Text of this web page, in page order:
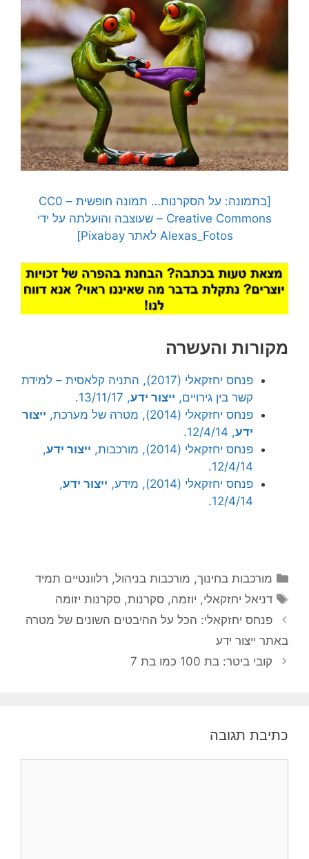
[בתמונה: על הסקרנות… תמונה חופשית – CC0
Creative Commons – שעוצבה והועלתה על ידי
Alexas_Fotos לאתר Pixabay]
מקורות והעשרה
פנחס יחזקאלי (2017), התניה קלאסית – למידת
קשר בין גירויים, ייצור ידע, 13/11/17.
פנחס יחזקאלי (2014), מטרה של מערכת,
ייצור
ידע, 12/4/14.
פנחס יחזקאלי (2014), מורכבות,
ייצור ידע,
12/4/14.
פנחס יחזקאלי (2014), מידע,
ייצור ידע,
12/4/14.
קטגוריות
מורכבות בחינוך, מורכבות בניהול, רלוונטיים תמיד
תגיות
דניאל יחזקאלי, יוזמה,סקרנות,סקרנות יזומה
פנחס יחזקאלי: הכל על ההיבטים השונים של מטרה
באתר ייצור ידע
קובי ביטר: בת 100 כמו בת 7
כתיבת תגובה